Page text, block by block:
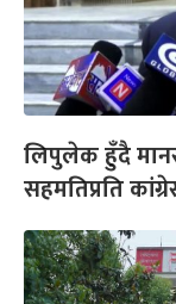
लिपुलेक हुँदै
सहमतिप्रति